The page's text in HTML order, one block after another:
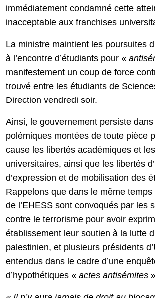
immédiatement condamné cette
inacceptable aux franchises
La ministre maintient les poursuites
à l’encontre d’étudiants pour «
manifestement un coup de force
trouvé entre les étudiants de
Direction vendredi soir.
Ainsi, le gouvernement persiste dans
polémiques montées de toute pièce
cause les libertés académiques et
universitaires, ainsi que les libertés
d’expression et de mobilisation des
Rappelons que dans le même
de l’EHESS sont convoqués par les
contre le terrorisme pour avoir
établissement leur soutien à la lutte
palestinien, et plusieurs présidents
entendus dans le cadre d’une
d’hypothétiques « actes antisémites